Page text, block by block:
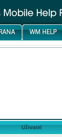
Uživatel